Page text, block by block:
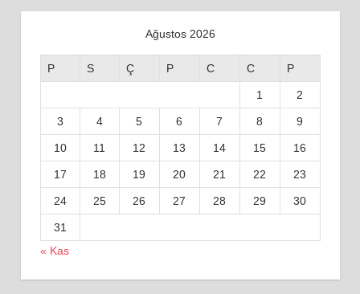
Ağustos 2026
P S Ç P C C P
1 2
3 4 5 6 7 8 9
10 11 12 13 14 15 16
17 18 19 20 21 22 23
24 25 26 27 28 29 30
31
« Kas